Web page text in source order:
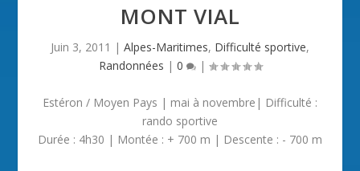
MONT VIAL
Juin 3, 2011 | Alpes-Maritimes, Difficulté sportive,
Randonnées | 0 |
Estéron / Moyen Pays | mai à novembre| Difficulté :
rando sportive
Durée : 4h30 | Montée : + 700 m | Descente : - 700 m